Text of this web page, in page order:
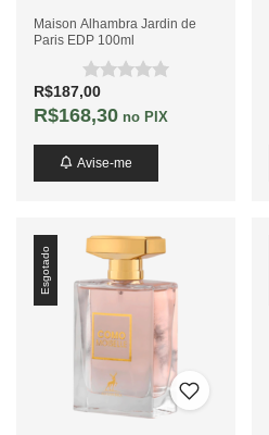
Maison Alhambra Jardin de
Paris EDP 100ml
R$187,00
R$168,30 no PIX
Avise-me
Esgotado